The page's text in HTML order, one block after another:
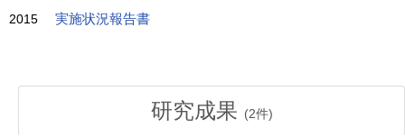
2015 実施状況報告書
研究成果 (2件)